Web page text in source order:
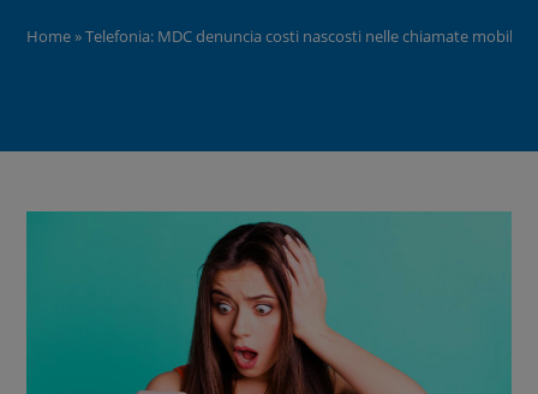
Home»Telefonia: MDC denuncia costi nascosti nelle chiamate mobili,